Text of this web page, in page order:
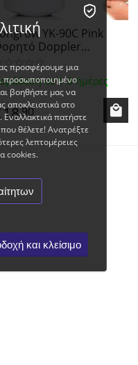
YK-90C Pink
Doppler
Baby Fatal Doppler
σε 1-3 ημέρες
1890
προσφέρουμε μια
προσωποποιημένο
βοηθήστε μας να
αποκλειστικά στο
πατήστε
θέλετε! Ανατρέξτε
λεπτομέρειες
cookies.
και κλείσιμο